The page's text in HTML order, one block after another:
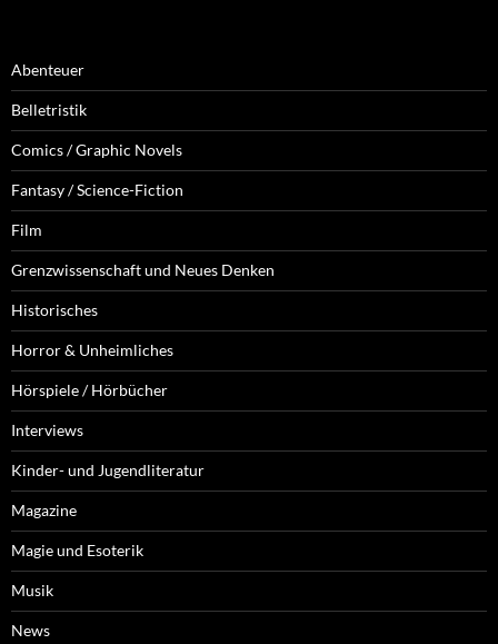
Abenteuer
Belletristik
Comics / Graphic Novels
Fantasy / Science-Fiction
Film
Grenzwissenschaft und Neues Denken
Historisches
Horror & Unheimliches
Hörspiele / Hörbücher
Interviews
Kinder- und Jugendliteratur
Magazine
Magie und Esoterik
Musik
News